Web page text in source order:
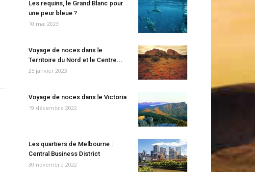
Les requins, le Grand Blanc pour
une peur bleue ?
10 mai 2023
Voyage de noces dans le
Territoire du Nord et le Centre...
25 janvier 2023
Voyage de noces dans le Victoria
19 décembre 2022
Les quartiers de Melbourne :
Central Business District
30 novembre 2022